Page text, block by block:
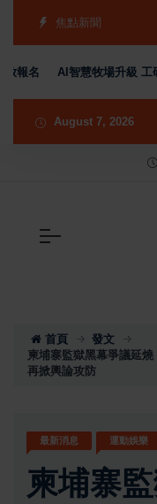
焦點新聞
名 AI智慧牧場升級 工研
August 7, 2026
首頁
發文
柬埔寨監獄黑幕爭議延
再掀輿論攻防
最新消息 運動娛樂
柬埔寨